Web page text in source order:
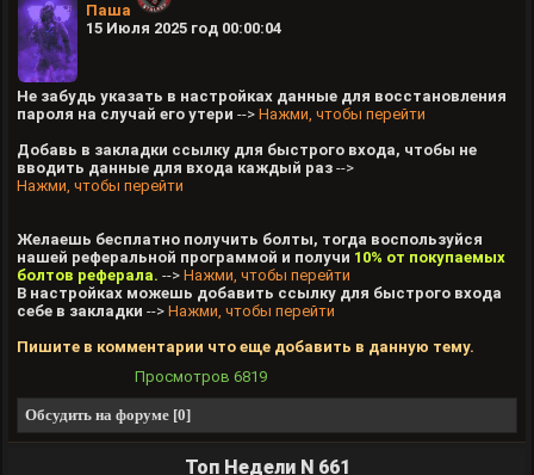
Паша
15 Июля 2025 год 00:00:04
Не забудь указать в настройках данные для восстановления
пароля на случай его утери --> Нажми, чтобы перейти
Добавь в закладки ссылку для быстрого входа, чтобы не
вводить данные для входа каждый раз -->
Нажми, чтобы перейти
Желаешь бесплатно получить болты, тогда воспользуйся
нашей реферальной программой и получи 10% от покупаемых
болтов реферала. --> Нажми, чтобы перейти
В настройках можешь добавить ссылку для быстрого входа
себе в закладки --> Нажми, чтобы перейти
Пишите в комментарии что еще добавить в данную тему.
Просмотров 6819
Обсудить на форуме [0]
Топ Недели N 661